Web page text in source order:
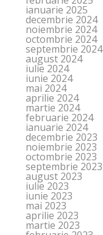
ianuarie 2025
decembrie 2024
noiembrie 2024
octombrie 2024
septembrie 2024
august 2024
iulie 2024
iunie 2024
mai 2024
aprilie 2024
martie 2024
februarie 2024
ianuarie 2024
decembrie 2023
noiembrie 2023
octombrie 2023
septembrie 2023
august 2023
iulie 2023
iunie 2023
mai 2023
aprilie 2023
martie 2023